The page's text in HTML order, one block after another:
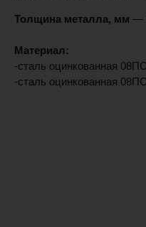
Толщина металла, мм —
Материал:
-сталь оцинкованная 08ПС
-сталь оцинкованная